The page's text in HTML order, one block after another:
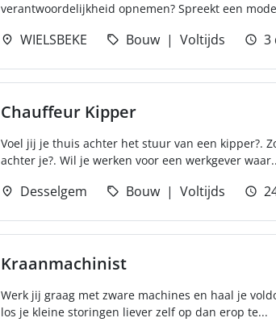
verantwoordelijkheid opnemen? Spreekt een
WIELSBEKE Bouw Voltijds 3
Chauffeur Kipper
Voel jij je thuis achter het stuur van een kipper?.
achter je?. Wil je werken voor een werkgever
Desselgem Bouw Voltijds
Kraanmachinist
Werk jij graag met zware machines en haal je
los je kleine storingen liever zelf op dan erop te...